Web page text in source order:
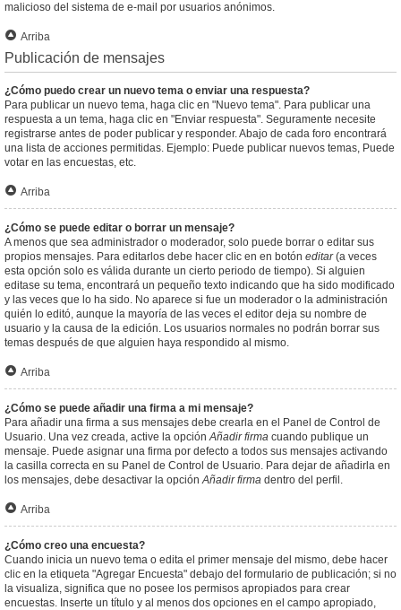
malicioso del sistema de e-mail por usuarios anónimos.
Arriba
Publicación de mensajes
¿Cómo puedo crear un nuevo tema o enviar una respuesta?
Para publicar un nuevo tema, haga clic en "Nuevo tema". Para publicar una
respuesta a un tema, haga clic en "Enviar respuesta". Seguramente necesite
registrarse antes de poder publicar y responder. Abajo de cada foro encontrará
una lista de acciones permitidas. Ejemplo: Puede publicar nuevos temas, Puede
votar en las encuestas, etc.
Arriba
¿Cómo se puede editar o borrar un mensaje?
A menos que sea administrador o moderador, solo puede borrar o editar sus
propios mensajes. Para editarlos debe hacer clic en en botón editar(a veces
esta opción solo es válida durante un cierto periodo de tiempo). Si alguien
editase su tema, encontrará un pequeño texto indicando que ha sido modificado
y las veces que lo ha sido. No aparece si fue un moderador o la administración
quién lo editó, aunque la mayoría de las veces el editor deja su nombre de
usuario y la causa de la edición. Los usuarios normales no podrán borrar sus
temas después de que alguien haya respondido al mismo.
Arriba
¿Cómo se puede añadir una firma a mi mensaje?
Para añadir una firma a sus mensajes debe crearla en el Panel de Control de
Usuario. Una vez creada, active la opciónAñadir firma cuando publique un
mensaje. Puede asignar una firma por defecto a todos sus mensajes activando
la casilla correcta en su Panel de Control de Usuario. Para dejar de añadirla en
los mensajes, debe desactivar la opciónAñadir firma dentro del perfil.
Arriba
¿Cómo creo una encuesta?
Cuando inicia un nuevo tema o edita el primer mensaje del mismo, debe hacer
clic en la etiqueta "Agregar Encuesta" debajo del formulario de publicación; si no
la visualiza, significa que no posee los permisos apropiados para crear
encuestas. Inserte un título y al menos dos opciones en el campo apropiado,